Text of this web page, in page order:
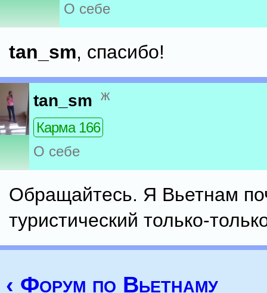
О себе
tan_sm, спасибо!
tan_sm ж
Карма 166
О себе
Обращайтесь. Я Вьетнам
туристический только-
‹ Форум по Вьетнаму